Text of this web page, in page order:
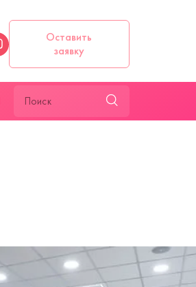
Оставить
заявку